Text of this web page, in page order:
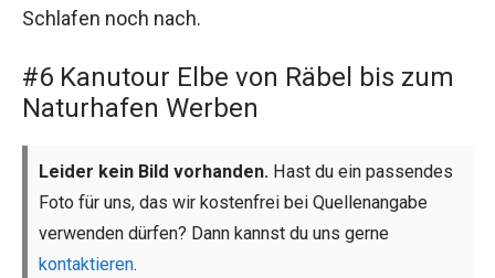
Schlafen noch nach.
#6 Kanutour Elbe von Räbel bis zum
Naturhafen Werben
Leider kein Bild vorhanden. Hast du ein passendes
Foto für uns, das wir kostenfrei bei Quellenangabe
verwenden dürfen? Dann kannst du uns gerne
kontaktieren.